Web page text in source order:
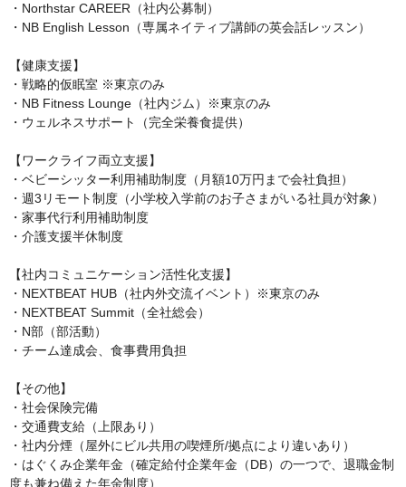
・Northstar CAREER（社内公募制）
・NB English Lesson（専属ネイティブ講師の英会話レッスン）
【健康支援】
・戦略的仮眠室 ※東京のみ
・NB Fitness Lounge（社内ジム）※東京のみ
・ウェルネスサポート（完全栄養食提供）
【ワークライフ両立支援】
・ベビーシッター利用補助制度（月額10万円まで会社負担）
・週3リモート制度（小学校入学前のお子さまがいる社員が対象）
・家事代行利用補助制度
・介護支援半休制度
【社内コミュニケーション活性化支援】
・NEXTBEAT HUB（社内外交流イベント）※東京のみ
・NEXTBEAT Summit（全社総会）
・N部（部活動）
・チーム達成会、食事費用負担
【その他】
・社会保険完備
・交通費支給（上限あり）
・社内分煙（屋外にビル共用の喫煙所/拠点により違いあり）
・はぐくみ企業年金（確定給付企業年金（DB）の一つで、退職金制
度も兼ね備えた年金制度）